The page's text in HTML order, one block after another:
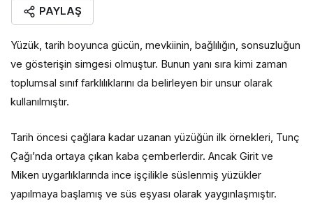
PAYLAŞ
Yüzük, tarih boyunca gücün, mevkiinin, bağlılığın, sonsuzluğun
ve gösterişin simgesi olmuştur. Bunun yanı sıra kimi zaman
toplumsal sınıf farklılıklarını da belirleyen bir unsur olarak
kullanılmıştır.
Tarih öncesi çağlara kadar uzanan yüzüğün ilk örnekleri, Tunç
Çağı’nda ortaya çıkan kaba çemberlerdir. Ancak Girit ve
Miken uygarlıklarında ince işçilikle süslenmiş yüzükler
yapılmaya başlamış ve süs eşyası olarak yaygınlaşmıştır.